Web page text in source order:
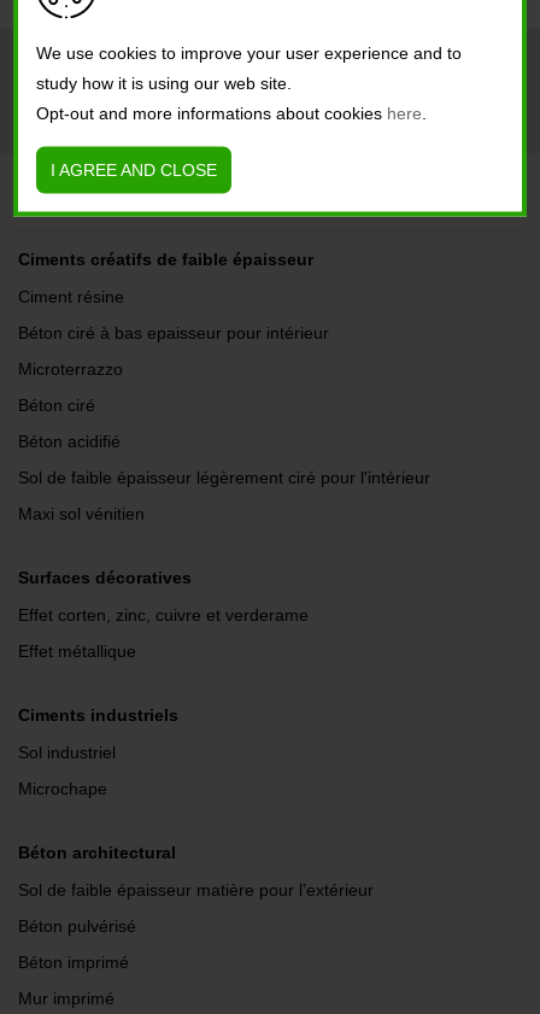
Société Intérieur Extérieur
Références Contacts
SOLUTIONS
Ciments créatifs de faible épaisseur
Ciment résine
Béton ciré à bas epaisseur pour intérieur
Microterrazzo
Béton ciré
Béton acidifié
Sol de faible épaisseur légèrement ciré pour l'intérieur
Maxi sol vénitien
Surfaces décoratives
Effet corten, zinc, cuivre et verderame
Effet métallique
Ciments industriels
Sol industriel
Microchape
Béton architectural
Sol de faible épaisseur matière pour l’extérieur
Béton pulvérisé
Béton imprimé
Mur imprimé
We use cookies to improve your user experience and to
study how it is using our web site.
Opt-out and more informations about cookies here
I AGREE AND CLOSE